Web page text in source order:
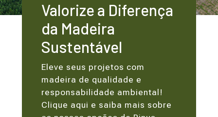
Valorize a Diferença
da Madeira
Sustentável
Eleve seus projetos com
madeira de qualidade e
responsabilidade ambiental!
Clique aqui e saiba mais sobre